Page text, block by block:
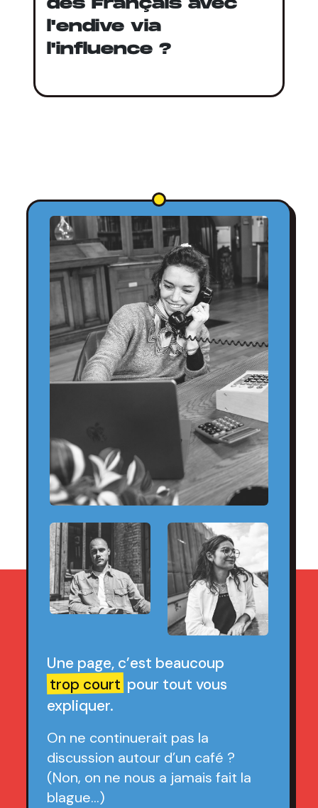
des Français avec
l'endive via
l'influence ?
Une page, c’est beaucoup
trop courtpour tout vous
expliquer.
On ne continuerait pas la
discussion autour d’un café ?
(Non, on ne nous a jamais fait la
blague…)